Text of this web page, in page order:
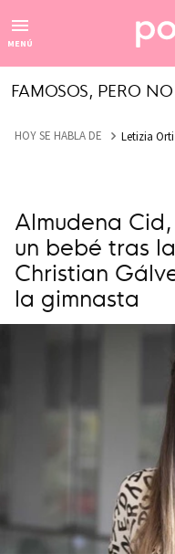
MENÚ
FAMOSOS, PERO
HOY SE HABLA DE Letizia
Almudena
un bebé tras
Christian
la gimnasta